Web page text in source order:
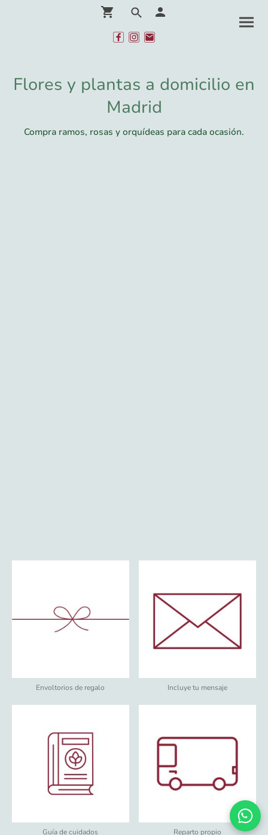
Flores y plantas a domicilio en
Madrid
Compra ramos, rosas y orquídeas para cada ocasión.
Envoltorios de regalo Incluye tu mensaje
Guía de cuidados Reparto propio